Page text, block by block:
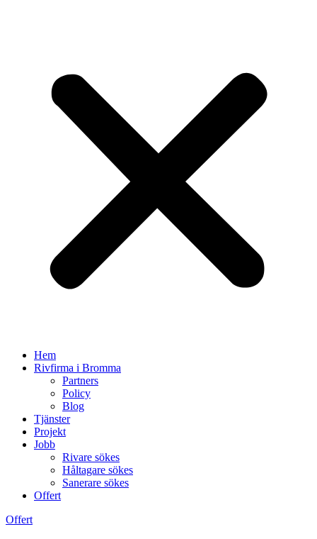
Hem
Rivfirma i Bromma
Partners
Policy
Blog
Tjänster
Projekt
Jobb
Rivare sökes
Håltagare sökes
Sanerare sökes
Offert
Offert